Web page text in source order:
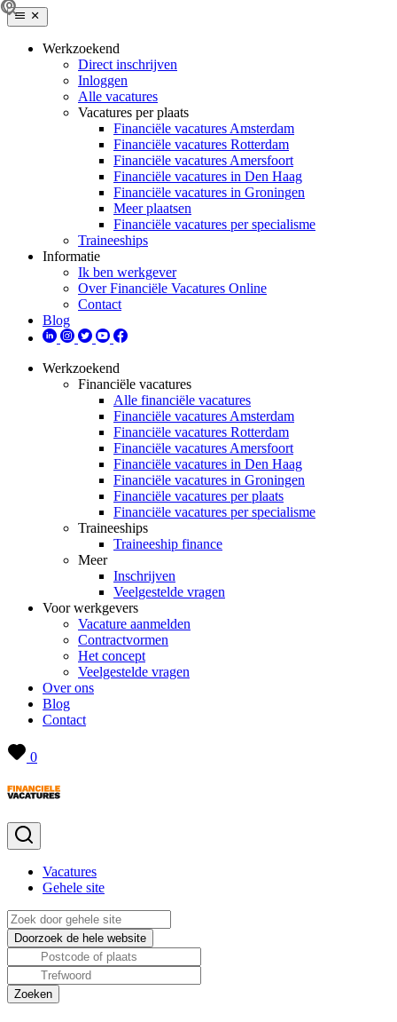
Werkzoekend
Direct inschrijven
Inloggen
Alle vacatures
Vacatures per plaats
Financiële vacatures Amsterdam
Financiële vacatures Rotterdam
Financiële vacatures Amersfoort
Financiële vacatures in Den Haag
Financiële vacatures in Groningen
Meer plaatsen
Financiële vacatures per specialisme
Traineeships
Informatie
Ik ben werkgever
Over Financiële Vacatures Online
Contact
Blog
Werkzoekend
Financiële vacatures
Alle financiële vacatures
Financiële vacatures Amsterdam
Financiële vacatures Rotterdam
Financiële vacatures Amersfoort
Financiële vacatures in Den Haag
Financiële vacatures in Groningen
Financiële vacatures per plaats
Financiële vacatures per specialisme
Traineeships
Traineeship finance
Meer
Inschrijven
Veelgestelde vragen
Voor werkgevers
Vacature aanmelden
Contractvormen
Het concept
Veelgestelde vragen
Over ons
Blog
Contact
0
Vacatures
Gehele site